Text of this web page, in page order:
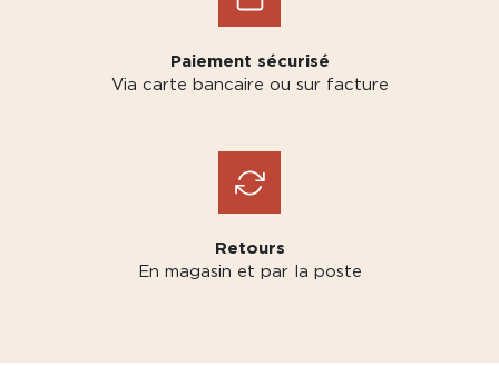
Paiement sécurisé
Via carte bancaire ou sur facture
Retours
En magasin et par la poste